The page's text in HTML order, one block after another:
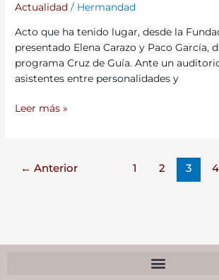
Actualidad / Hermandad
Acto que ha tenido lugar, desde la
presentado Elena Carazo y Paco García,
programa Cruz de Guía. Ante un
asistentes entre personalidades y
Leer más »
← Anterior 1 2 3 4